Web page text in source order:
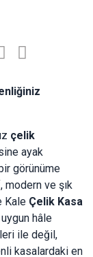
çelik
ayak
görünüme
modern ve şık
Kale Çelik Kasa
hâle
ile değil,
kasalardaki en